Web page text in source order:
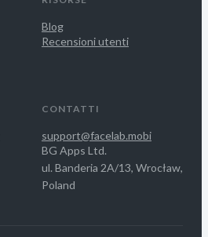
Blog
Recensioni utenti
CONTATTI
support@facelab.mobi
BG Apps Ltd.
ul. Banderia 2A/13, Wrocław,
Poland